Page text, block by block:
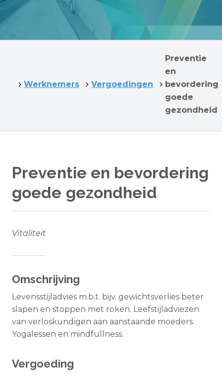
Werknemers Vergoedingen
Preventie
en
bevordering
goede
gezondheid
Preventie en bevordering
goede gezondheid
Vitaliteit
Omschrijving
Levensstijladvies m.b.t. bijv. gewichtsverlies beter
slapen en stoppen met roken. Leefstijladviezen
van verloskundigen aan aanstaande moeders.
Yogalessen en mindfullness.
Vergoeding